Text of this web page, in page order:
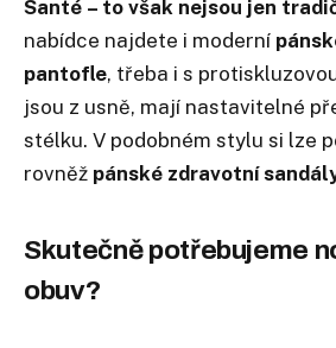
Santé – to však nejsou jen
nabídce najdete i moderní
pantofle, třeba i s
jsou z usně, mají nastavitelné
stélku. V podobném stylu si lze
rovněž pánské zdravotní
Skutečně potřebujeme
obuv?